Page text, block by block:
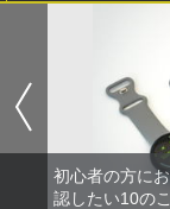
初心者の方に
認したい10の